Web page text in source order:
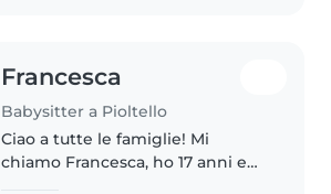
Francesca
Babysitter a Pioltello
Ciao a tutte le famiglie! Mi
chiamo Francesca, ho 17 anni e